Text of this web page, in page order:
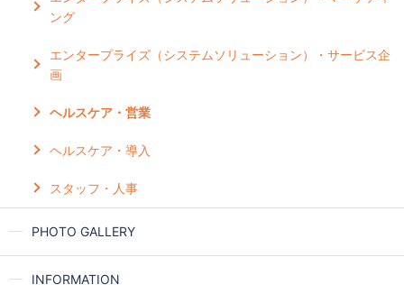
ング
エンタープライズ（システムソリューション）・サービス企
画
ヘルスケア・営業
ヘルスケア・導入
スタッフ・人事
PHOTO GALLERY
INFORMATION